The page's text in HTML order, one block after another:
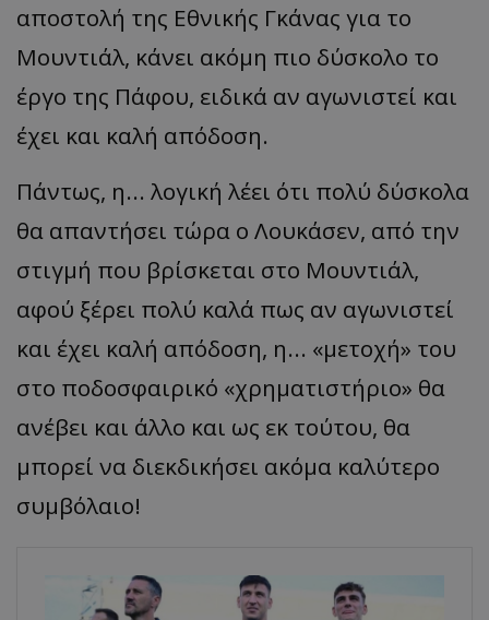
αποστολή της Εθνικής Γκάνας για το
Μουντιάλ, κάνει ακόμη πιο δύσκολο το
έργο της Πάφου, ειδικά αν αγωνιστεί και
έχει και καλή απόδοση.
Πάντως, η... λογική λέει ότι πολύ δύσκολα
θα απαντήσει τώρα ο Λουκάσεν, από την
στιγμή που βρίσκεται στο Μουντιάλ,
αφού ξέρει πολύ καλά πως αν αγωνιστεί
και έχει καλή απόδοση, η... «μετοχή» του
στο ποδοσφαιρικό «χρηματιστήριο» θα
ανέβει και άλλο και ως εκ τούτου, θα
μπορεί να διεκδικήσει ακόμα καλύτερο
συμβόλαιο!